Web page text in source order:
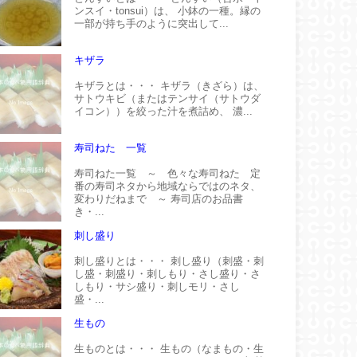
ンスイ・tonsui）は、 小鉢の一種。縁の
一部が持ち手のように突出して...
キザラ
キザラとは・・・ キザラ（きざら）は、
サトウキビ（またはテンサイ（サトウダ
イコン））を絞った汁を煮詰め、 濃...
寿司ねた 一覧
寿司ねた一覧 ～ 色々な寿司ねた 定
番の寿司ネタから地域ならではのネタ、
変わりだねまで ～ 寿司店のお品書
き・...
刺し盛り
刺し盛りとは・・・ 刺し盛り（刺盛・刺
し盛・刺盛り・刺しもり・さし盛り・さ
しもり・サシ盛り・刺しモリ・さし
盛・...
生もの
生ものとは・・・ 生もの（なまもの・生